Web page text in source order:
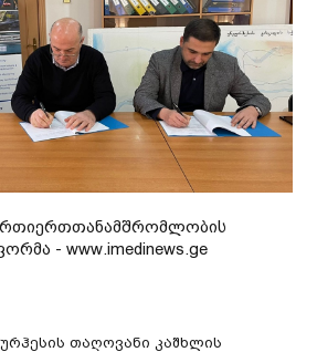
- www.imedinews.ge
თაღოვანი კაშხლის